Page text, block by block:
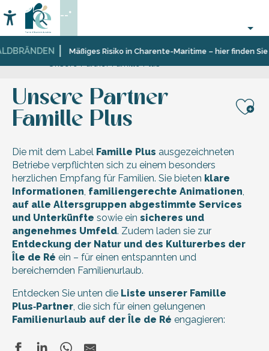
au
contenu
principal
Mäßiges Risiko in Charente-Maritime – hier finden
Accessibilité
Suche
--°
Startseite
Sich
Die
UnsereReiseziel
Unsere Partner
Famille Plus
Die mit dem Label Famille Plus ausgezeichneten
Betriebe verpflichten sich zu einem besonders
herzlichen Empfang für Familien. Sie bieten klare
Informationen, familiengerechte Animationen,
auf alle Altersgruppen abgestimmte Services
und Unterkünfte sowie ein sicheres und
angenehmes Umfeld. Zudem laden sie zur
Entdeckung der Natur und des Kulturerbes der
Île de Ré ein – für einen entspannten und
bereichernden Familienurlaub.
Entdecken Sie unten die Liste unserer Famille
Plus‑Partner, die sich für einen gelungenen
Familienurlaub auf der Île de Ré engagieren: